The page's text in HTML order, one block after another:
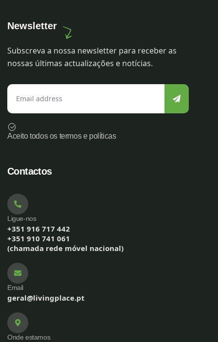
Newsletter
Subscreva a nossa newsletter para receber as
nossas últimas actualizações e notícias.
Aceito todos os termos e políticas
Contactos
Ligue-nos
+351 916 717 442
+351 910 741 061
(chamada rede móvel nacional)
Email
geral@livingplace.pt
Onde estamos